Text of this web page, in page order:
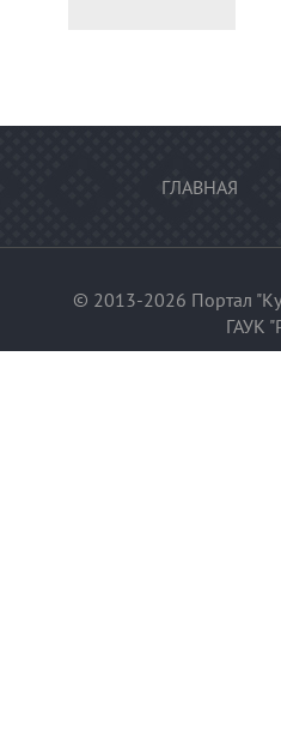
ГЛАВНАЯ
© 2013-2026 Портал
ГАУК